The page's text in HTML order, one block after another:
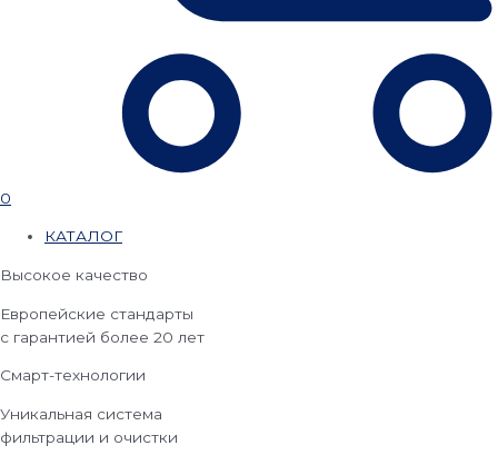
0
КАТАЛОГ
Высокое качество
Европейские стандарты
с гарантией более 20 лет
Смарт-технологии
Уникальная система
фильтрации и очистки